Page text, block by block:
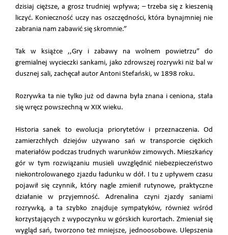
dzisiaj cięższe, a grosz trudniej wpływa; – trzeba się z kieszenią
liczyć. Konieczność uczy nas oszczędności, która bynajmniej nie
zabrania nam zabawić się skromnie.”
Tak w książce ,,Gry i zabawy na wolnem powietrzu” do
gremialnej wycieczki sankami, jako zdrowszej rozrywki niż bal w
dusznej sali, zachęcał autor Antoni Stefański, w 1898 roku.
Rozrywka ta nie tylko już od dawna była znana i ceniona, stała
się wręcz powszechną w XIX wieku.
Historia sanek to ewolucja priorytetów i przeznaczenia. Od
zamierzchłych dziejów używano sań w transporcie ciężkich
materiałów podczas trudnych warunków zimowych. Mieszkańcy
gór w tym rozwiązaniu musieli uwzględnić niebezpieczeństwo
niekontrolowanego zjazdu ładunku w dół. I tu z upływem czasu
pojawił się czynnik, który nagle zmienił rutynowe, praktyczne
działanie w przyjemność. Adrenalina czyni zjazdy saniami
rozrywką, a ta szybko znajduje sympatyków, również wśród
korzystających z wypoczynku w górskich kurortach. Zmieniał się
wygląd sań, tworzono też mniejsze, jednoosobowe. Ulepszenia